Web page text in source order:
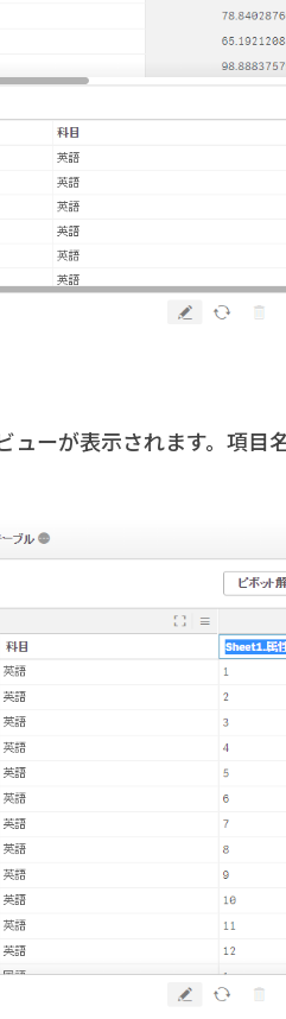
ューが表示されます。項目